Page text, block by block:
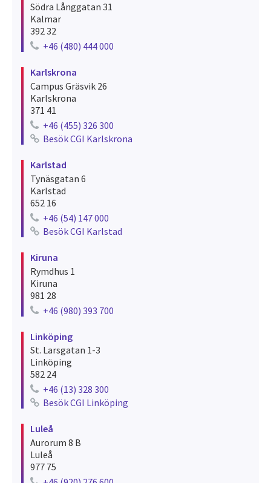
Södra Långgatan 31
Kalmar
392 32
+46 (480) 444 000
Karlskrona
Campus Gräsvik 26
Karlskrona
371 41
+46 (455) 326 300
Telephone number for karlskrona
Besök CGI Karlskrona
Karlstad
Tynäsgatan 6
Karlstad
652 16
+46 (54) 147 000
Telephone number for karlstad
Besök CGI Karlstad
Kiruna
Rymdhus 1
Kiruna
981 28
+46 (980) 393 700
Linköping
St. Larsgatan 1-3
Linköping
582 24
+46 (13) 328 300
Telephone number for linköping
Besök CGI Linköping
Luleå
Aurorum 8 B
Luleå
977 75